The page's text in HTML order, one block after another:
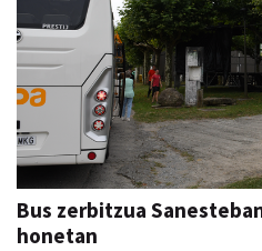
Bus zerbitzua
honetan